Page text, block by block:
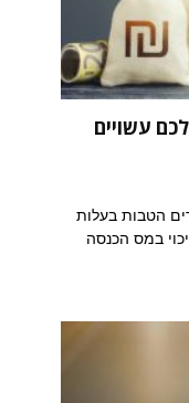
עשויים
הטבות בעלות
במס הכנסה